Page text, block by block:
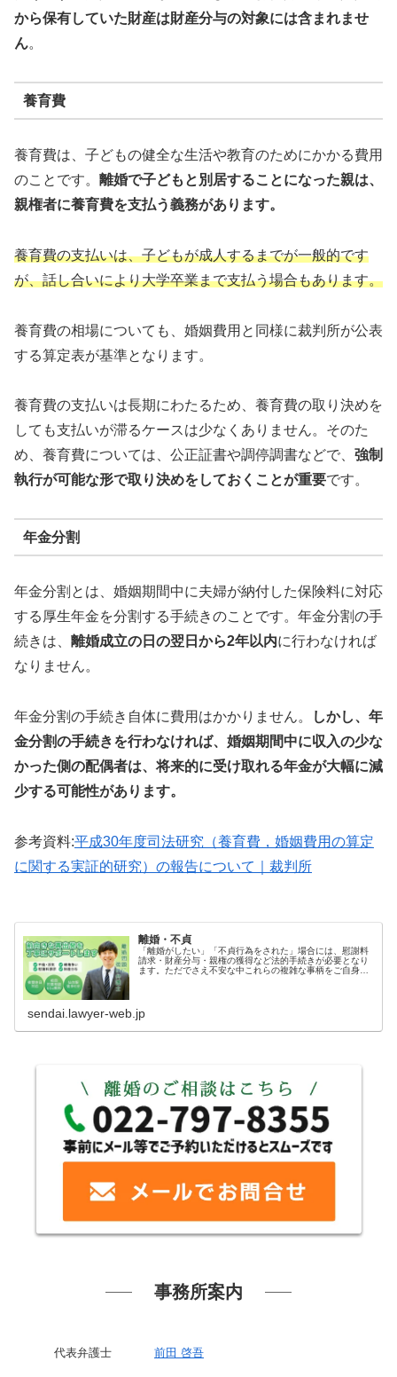
から保有していた財産は財産分与の対象には含まれませ
ん。
養育費
養育費は、子どもの健全な生活や教育のためにかかる費用
のことです。 離婚で子どもと別居することになった親は、
親権者に養育費を支払う義務があります。
養育費の支払いは、子どもが成人するまでが一般的です
が、話し合いにより大学卒業まで支払う場合もあります。
養育費の相場についても、婚姻費用と同様に裁判所が公表
する算定表が基準となります。
養育費の支払いは長期にわたるため、養育費の取り決めを
しても支払いが滞るケースは少なくありません。そのた
め、養育費については、公正証書や調停調書などで、 強制
執行が可能な形で取り決めをしておくことが重要です。
年金分割
年金分割とは、婚姻期間中に夫婦が納付した保険料に対応
する厚生年金を分割する手続きのことです。年金分割の手
続きは、 離婚成立の日の翌日から2年以内に行わなければ
なりません。
年金分割の手続き自体に費用はかかりません。
しかし、年
金分割の手続きを行わなければ、婚姻期間中に収入の少な
かった側の配偶者は、将来的に受け取れる年金が大幅に減
少する可能性があります。
参考資料:平成30年度司法研究（養育費，婚姻費用の算定
に関する実証的研究）の報告について｜裁判所
離婚・不貞
「離婚がしたい」「不貞行為をされた」場合には、慰謝料
請求・財産分与・親権の獲得など法的手続きが必要となり
ます。ただでさえ不安な中これらの複雑な事柄をご自身で
sendai.lawyer-web.jp
事務所案内
代表弁護士 前田 啓吾